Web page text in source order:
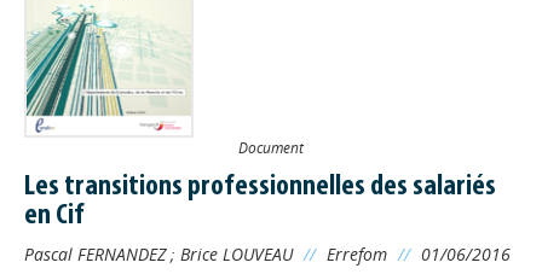
Document
Les transitions professionnelles des salariés
en Cif
Pascal FERNANDEZ; Brice LOUVEAU // Errefom // 01/06/2016